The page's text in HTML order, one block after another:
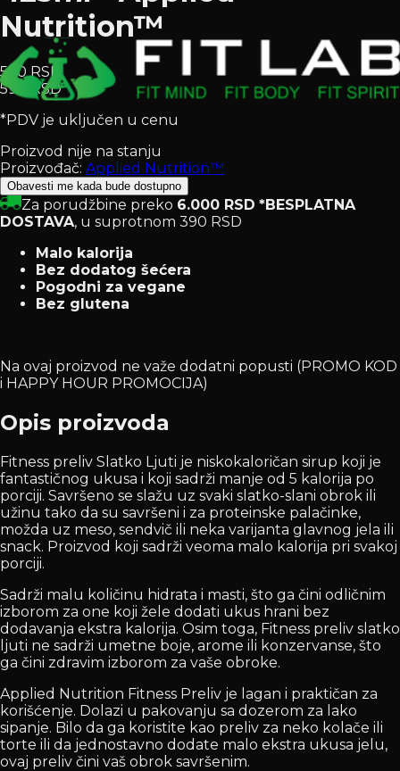
Nutrition™
590 RSD
590 RSD
*PDV je uključen u cenu
Proizvod nije na stanju
Proizvođač: Applied Nutrition™
Obavesti me kada bude dostupno
Za porudžbine preko 6.000 RSD *BESPLATNA
DOSTAVA, u suprotnom 390 RSD
Malo kalorija
Bez dodatog šećera
Pogodni za vegane
Bez glutena
Na ovaj proizvod ne važe dodatni popusti (PROMO KOD
i HAPPY HOUR PROMOCIJA)
Opis proizvoda
Fitness preliv Slatko Ljuti je niskokaloričan sirup koji je
fantastičnog ukusa i koji sadrži manje od 5 kalorija po
porciji. Savršeno se slažu uz svaki slatko-slani obrok ili
užinu tako da su savršeni i za proteinske palačinke,
možda uz meso, sendvič ili neka varijanta glavnog jela ili
snack. Proizvod koji sadrži veoma malo kalorija pri svakoj
porciji.
Sadrži malu količinu hidrata i masti, što ga čini odličnim
izborom za one koji žele dodati ukus hrani bez
dodavanja ekstra kalorija. Osim toga, Fitness preliv slatko
ljuti ne sadrži umetne boje, arome ili konzervanse, što
ga čini zdravim izborom za vaše obroke.
Applied Nutrition Fitness Preliv je lagan i praktičan za
korišćenje. Dolazi u pakovanju sa dozerom za lako
sipanje. Bilo da ga koristite kao preliv za neko kolače ili
torte ili da jednostavno dodate malo ekstra ukusa jelu,
ovaj preliv čini vaš obrok savršenim.